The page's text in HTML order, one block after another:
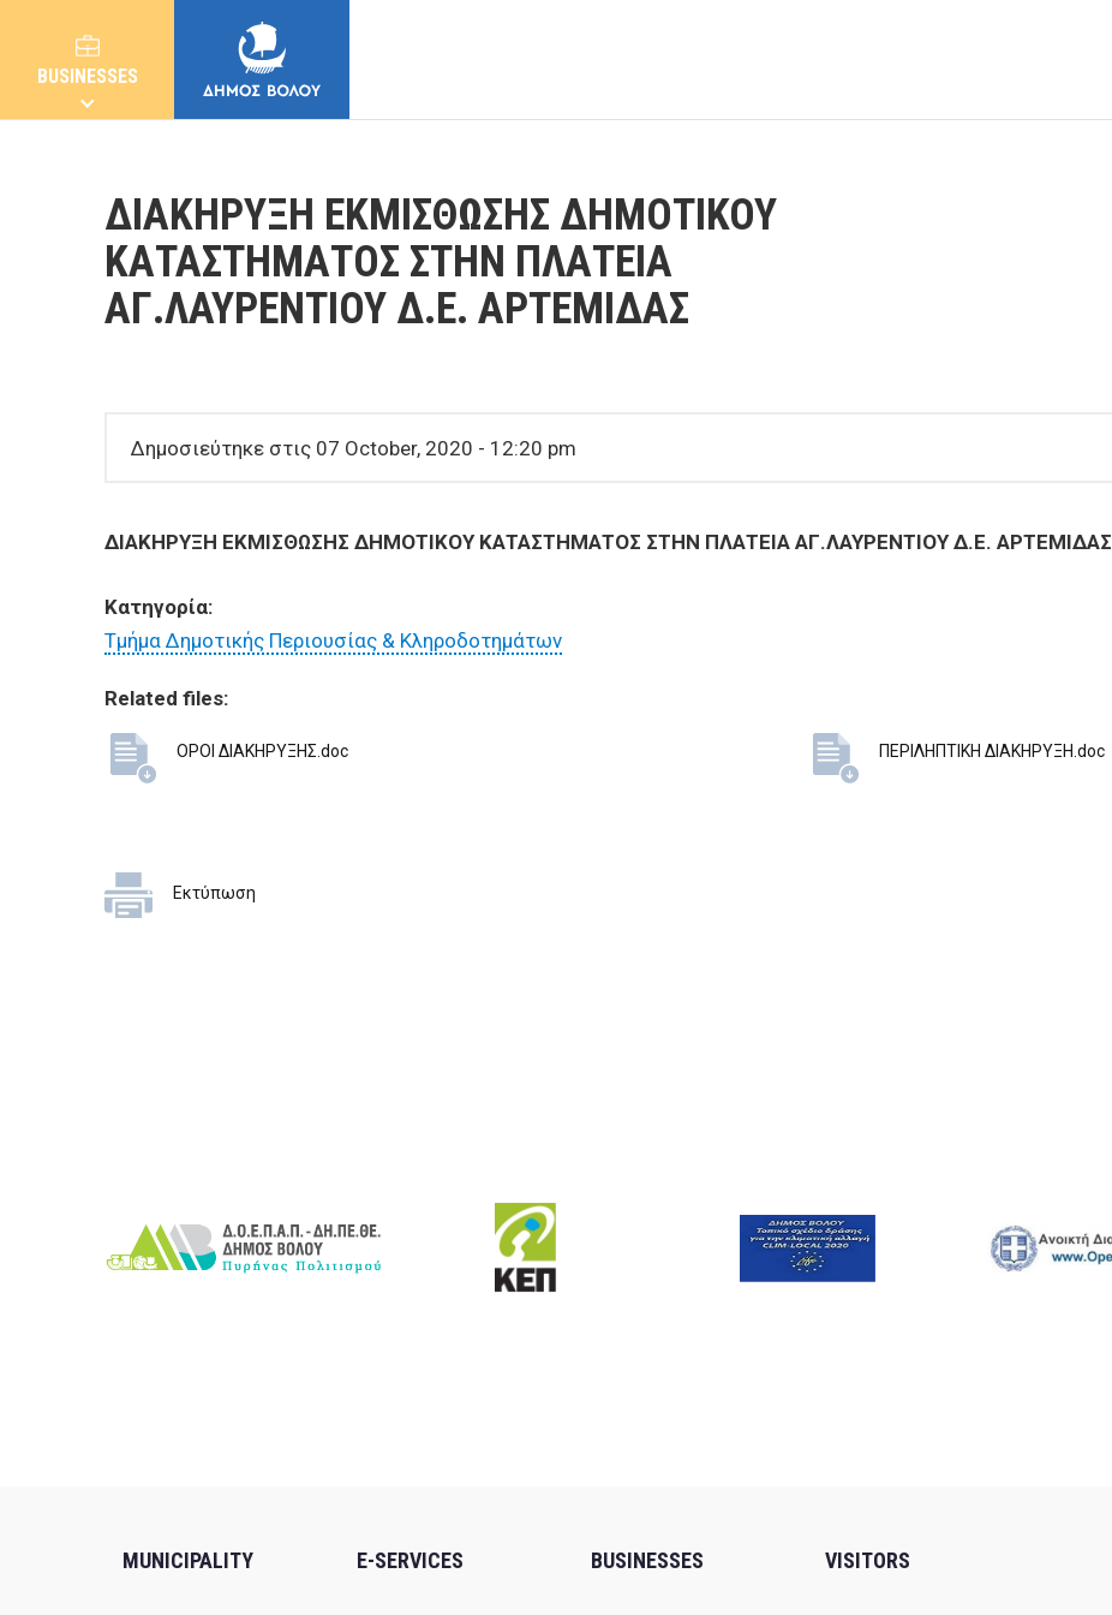
BUSINESSES
MUNICIPALITY
BUSINESSES
ΔΙΑΚΗΡΥΞΗ ΕΚΜΙΣΘΩΣΗΣ ΔΗΜΟΤΙΚΟΥ
ΚΑΤΑΣΤΗΜΑΤΟΣ ΣΤΗΝ ΠΛΑΤΕΙΑ
ΑΓ.ΛΑΥΡΕΝΤΙΟΥ Δ.Ε. ΑΡΤΕΜΙΔΑΣ
Δημοσιεύτηκε στις 07 October, 2020 - 12:20 pm
ΔΙΑΚΗΡΥΞΗ ΕΚΜΙΣΘΩΣΗΣ ΔΗΜΟΤΙΚΟΥ ΚΑΤΑΣΤΗΜΑΤΟΣ ΣΤΗΝ ΠΛΑΤΕΙΑ ΑΓ.ΛΑΥΡΕΝΤΙΟΥ Δ.Ε. ΑΡΤΕΜΙΔΑΣ
Κατηγορία:
Τμήμα Δημοτικής Περιουσίας & Κληροδοτημάτων
Related files:
ΟΡΟΙ ΔΙΑΚΗΡΥΞΗΣ.doc ΠΕΡΙΛΗΠΤΙΚΗ ΔΙΑΚΗΡΥΞΗ.doc
Εκτύπωση
MUNICIPALITY E-SERVICES BUSINESSES VISITORS